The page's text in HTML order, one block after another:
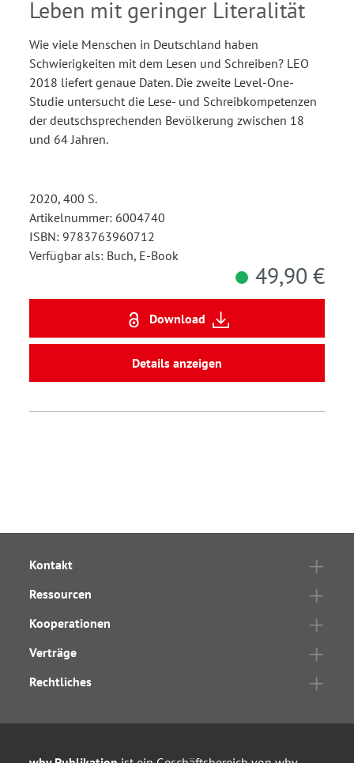
Leben mit geringer Literalität
Wie viele Menschen in Deutschland haben
Schwierigkeiten mit dem Lesen und Schreiben? LEO
2018 liefert genaue Daten. Die zweite Level-One-
Studie untersucht die Lese- und Schreibkompetenzen
der deutschsprechenden Bevölkerung zwischen 18
und 64 Jahren.
2020, 400 S.
Artikelnummer: 6004740
ISBN: 9783763960712
Verfügbar als: Buch, E-Book
49,90 €
Download
Details anzeigen
Kontakt
Ressourcen
Kooperationen
Verträge
Rechtliches